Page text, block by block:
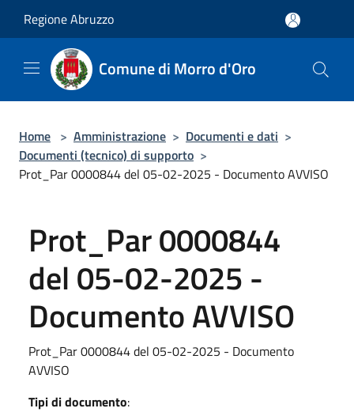
Regione Abruzzo
Comune di Morro d'Oro
Home > Amministrazione > Documenti e dati >
Documenti (tecnico) di supporto >
Prot_Par 0000844 del 05-02-2025 - Documento AVVISO
Prot_Par 0000844
del 05-02-2025 -
Documento AVVISO
Prot_Par 0000844 del 05-02-2025 - Documento
AVVISO
Tipi di documento: